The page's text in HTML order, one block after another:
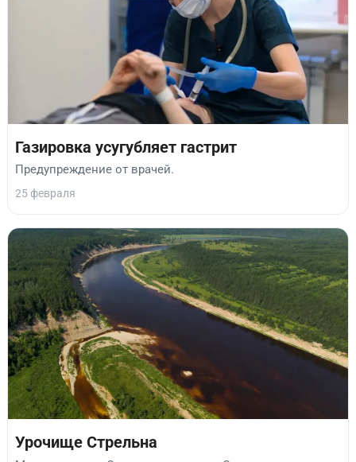
Газировка усугубляет гастрит
Предупреждение от врачей.
25 февраля
Урочище Стрельна